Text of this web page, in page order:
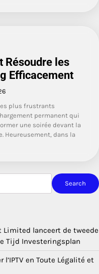
Résoudre les
Efficacement
plus frustrants
permanent qui
une soirée devant la
Heureusement, dans la
Search
Limited lanceert de tweede
Tijd Investeringsplan
en Toute Légalité et